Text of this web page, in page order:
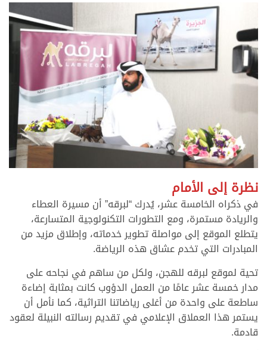
نظرة إلى الأمام
في ذكراه الخامسة عشر، يُدرك “لبرقه” أن مسيرة العطاء
والريادة مستمرة، ومع التطورات التكنولوجية المتسارعة،
يتطلع الموقع إلى مواصلة تطوير خدماته، وإطلاق مزيد من
المبادرات التي تخدم عشاق هذه الرياضة.
تحية لموقع لبرقه للهجن، ولكل من ساهم في نجاحه على
مدار خمسة عشر عامًا من العمل الدؤوب كانت بمثابة إضاءة
ساطعة على واحدة من أغلى رياضاتنا التراثية، كما نأمل أن
يستمر هذا العملاق الإعلامي في تقديم رسالته النبيلة لعقود
قادمة.